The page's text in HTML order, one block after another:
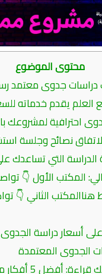
محتوى الموضوع
جدوى معتمد
العلم يقدم خدماته
احترافية لمشروعك
نصائح وجلسة
الدراسة التي تساعدك
المكتب الأول 👇
هناالمكتب الثاني 👇
أسعار دراسة
الجدوى المعتمدة
ربما تفيدك قراءة: